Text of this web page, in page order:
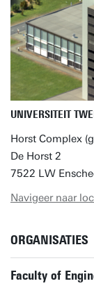
UNIVERSITEIT
Horst Complex
De Horst 2
7522 LW
Navigeer naar
ORGANISATIES
Faculty of